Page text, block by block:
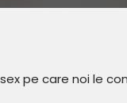
pe care noi le